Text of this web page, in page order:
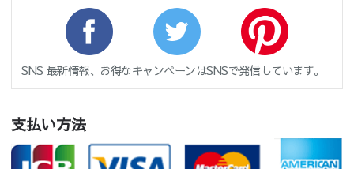
SNS 最新情報、お得なキャンペーンはSNSで発信しています。
支払い方法